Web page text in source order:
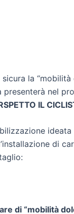
sicura la
nel
IL
ideata
di
di “mobilità